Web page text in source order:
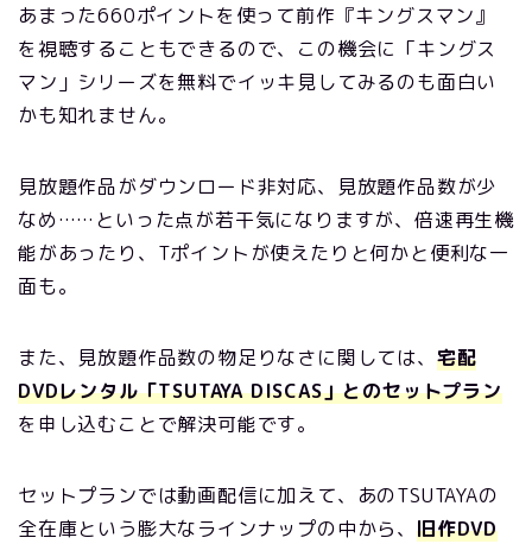
あまった660ポイントを使って前作『キングスマン』
を視聴することもできるので、この機会に「キングス
マン」シリーズを無料でイッキ見してみるのも面白い
かも知れません。
見放題作品がダウンロード非対応、見放題作品数が少
なめ……といった点が若干気になりますが、倍速再生機
能があったり、Tポイントが使えたりと何かと便利な一
面も。
また、見放題作品数の物足りなさに関しては、 宅配
DVDレンタル「TSUTAYA DISCAS」とのセットプラン
を申し込むことで解決可能です。
セットプランでは動画配信に加えて、あのTSUTAYAの
全在庫という膨大なラインナップの中から、 旧作DVD